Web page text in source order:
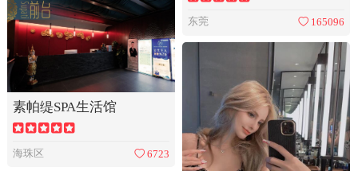
东莞 165096
素帕缇SPA生活馆
海珠区 6723